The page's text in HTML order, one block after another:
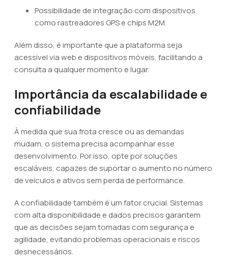
Possibilidade de integração com dispositivos
como rastreadores GPS e chips M2M.
Além disso, é importante que a plataforma seja
acessível via web e dispositivos móveis, facilitando a
consulta a qualquer momento e lugar.
Importância da escalabilidade e
confiabilidade
À medida que sua frota cresce ou as demandas
mudam, o sistema precisa acompanhar esse
desenvolvimento. Por isso, opte por soluções
escaláveis, capazes de suportar o aumento no número
de veículos e ativos sem perda de performance.
A confiabilidade também é um fator crucial. Sistemas
com alta disponibilidade e dados precisos garantem
que as decisões sejam tomadas com segurança e
agilidade, evitando problemas operacionais e riscos
desnecessários.